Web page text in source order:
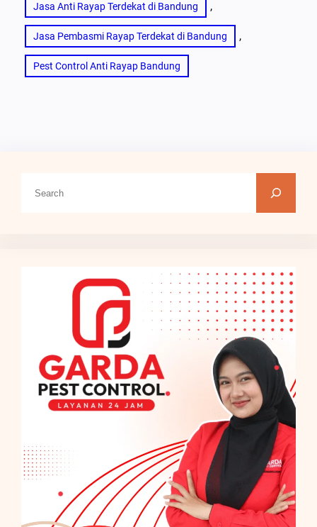
Jasa Anti Rayap Terdekat di Bandung ,
Jasa Pembasmi Rayap Terdekat di Bandung ,
Pest Control Anti Rayap Bandung